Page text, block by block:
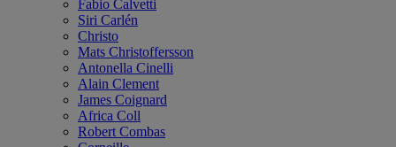
Fabio Calvetti
Siri Carlén
Christo
Mats Christoffersson
Antonella Cinelli
Alain Clement
James Coignard
Africa Coll
Robert Combas